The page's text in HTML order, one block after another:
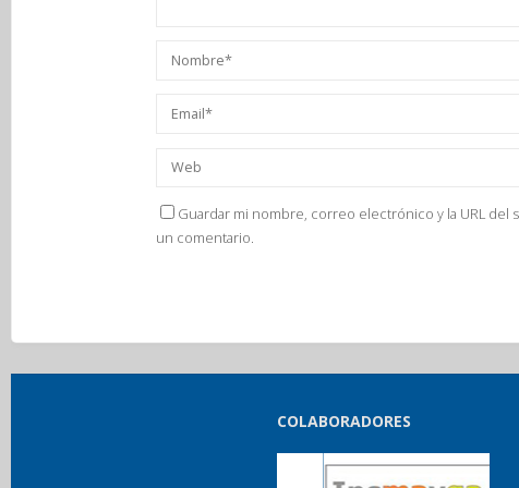
Guardar mi nombre, correo electrónico y la URL del
un comentario.
COLABORADORES